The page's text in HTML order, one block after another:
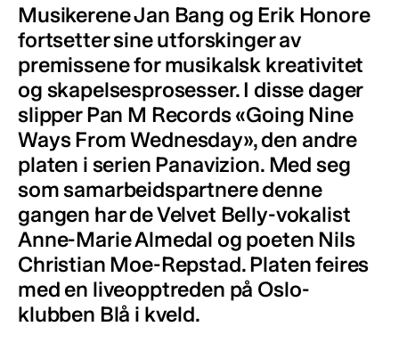
Musikerene Jan Bang og Erik Honore
fortsetter sine utforskinger av
premissene for musikalsk kreativitet
og skapelsesprosesser. I disse dager
slipper Pan M Records «Going Nine
Ways From Wednesday», den andre
platen i serien Panavizion. Med seg
som samarbeidspartnere denne
gangen har de Velvet Belly-vokalist
Anne-Marie Almedal og poeten Nils
Christian Moe-Repstad. Platen feires
med en liveopptreden på Oslo-
klubben Blå i kveld.